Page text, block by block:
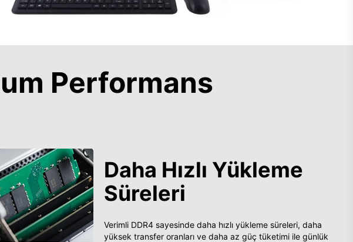
Performans
Daha Hızlı Yükleme
Süreleri
Verimli DDR4 sayesinde daha hızlı yükleme süreleri, daha
yüksek transfer oranları ve daha az güç tüketimi ile günlük